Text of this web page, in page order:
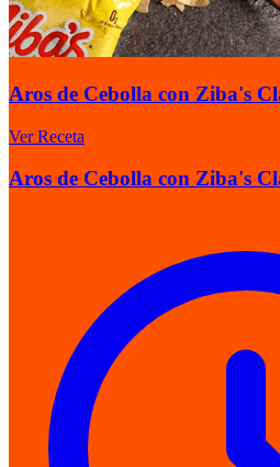
Aros de Cebolla con Ziba's
Ver Receta
Aros de Cebolla con Ziba's